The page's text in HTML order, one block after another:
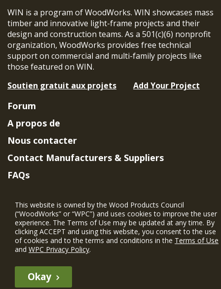
WIN is a program of WoodWorks. WIN showcases mass
timber and innovative light-frame projects and their
design and construction teams. As a 501(c)(6) nonprofit
organization, WoodWorks provides free technical
support on commercial and multi-family projects like
those featured on WIN.
Soutien gratuit aux projets
Add Your Project
The WIN member profile information provided by this site is for
Forum
A propos de
Nous contacter
Contact Manufacturers & Suppliers
FAQs
Project Eligibility Requirements
Politique de confidentialité| Conditions
d'utilisation
This website is owned by the Wood Products Council
(“WoodWorks” or “WPC”) and uses cookies to improve the user
experience. The Terms of Use may be updated at any time. By
clicking ACCEPT and using this website, you consent to the use
of cookies and to the terms and conditions in the Terms of Use
and WPC Privacy Policy.
Okay